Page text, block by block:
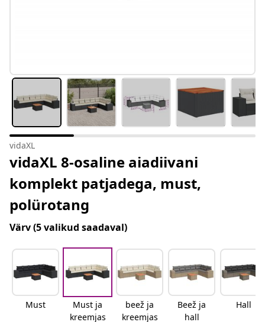
vidaXL
vidaXL 8-osaline aiadiivani
komplekt patjadega, must,
polürotang
Värv(5 valikud saadaval)
Must
Must ja
kreemjas
beež ja
kreemjas
Beež ja
hall
Hall